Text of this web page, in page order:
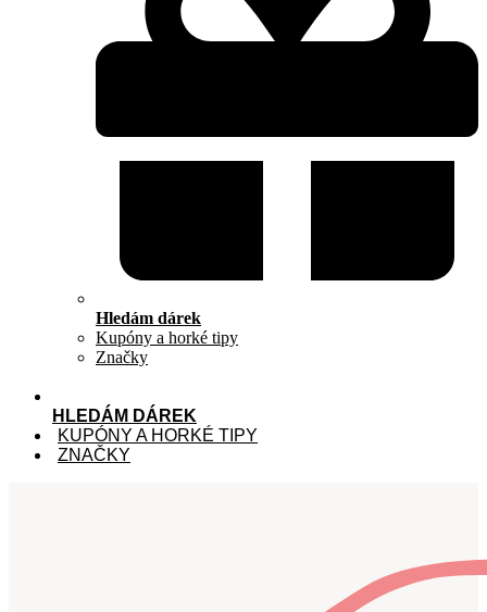
Hledám dárek
Kupóny a horké tipy
Značky
HLEDÁM DÁREK
KUPÓNY A HORKÉ TIPY
ZNAČKY